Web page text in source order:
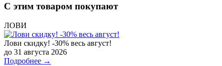
С этим товаром покупают
ЛОВИ
Лови скидку! -30% весь август!
до 31 августа 2026
Подробнее →